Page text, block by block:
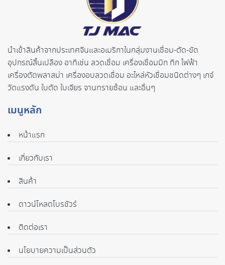
นำเข้าสินค้าจากประเทศจีนและอเมริกาในกลุ่มงานเชื่อม-ตัด-ขัด
อุปกรณ์สิ้นเปลือง อาทิเช่น ลวดเชื่อม เครื่องเชื่อมมิก ทิก ไฟฟ้า
เครื่องตัดพลาสม่า เครื่องอบลวดเชื่อม อะไหล่หัวเชื่อมชนิดต่างๆ เกจ์
วัดแรงดัน ใบตัด ใบเจียร จานทรายซ้อน และอื่นๆ
เมนูหลัก
หน้าแรก
เกี่ยวกับเรา
สินค้า
ดาวน์โหลดโบรชัวร์
ติดต่อเรา
นโยบายความเป็นส่วนตัว